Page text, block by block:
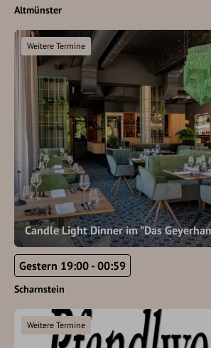
Altmünster
Candle Light Dinner im "Das
Weitere Termine
Gestern 19:00 - 00:59
Scharnstein
Weitere Termine